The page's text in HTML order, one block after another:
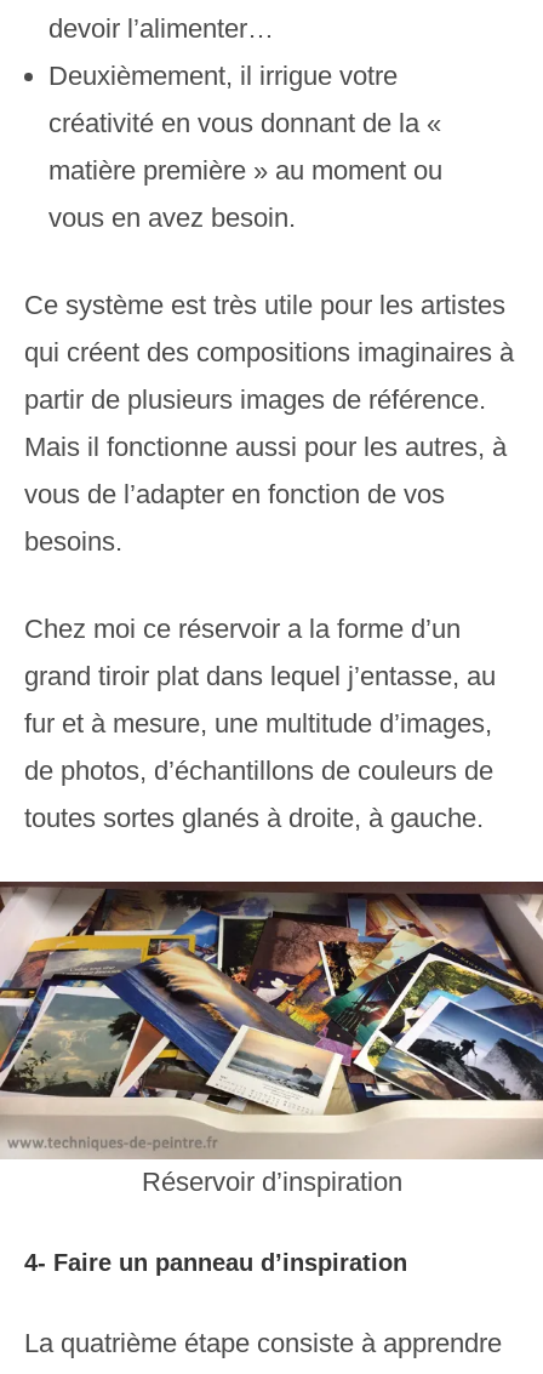
devoir l’alimenter…
Deuxièmement, il irrigue votre
créativité en vous donnant de la «
matière première » au moment ou
vous en avez besoin.
Ce système est très utile pour les artistes
qui créent des compositions imaginaires à
partir de plusieurs images de référence.
Mais il fonctionne aussi pour les autres, à
vous de l’adapter en fonction de vos
besoins.
Chez moi ce réservoir a la forme d’un
grand tiroir plat dans lequel j’entasse, au
fur et à mesure, une multitude d’images,
de photos, d’échantillons de couleurs de
toutes sortes glanés à droite, à gauche.
Réservoir d’inspiration
4- Faire un panneau d’inspiration
La quatrième étape consiste à apprendre